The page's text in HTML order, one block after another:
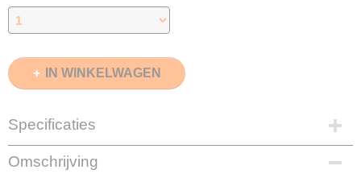
IN WINKELWAGEN
Specificaties
EAN code
8720153535557
Omschrijving